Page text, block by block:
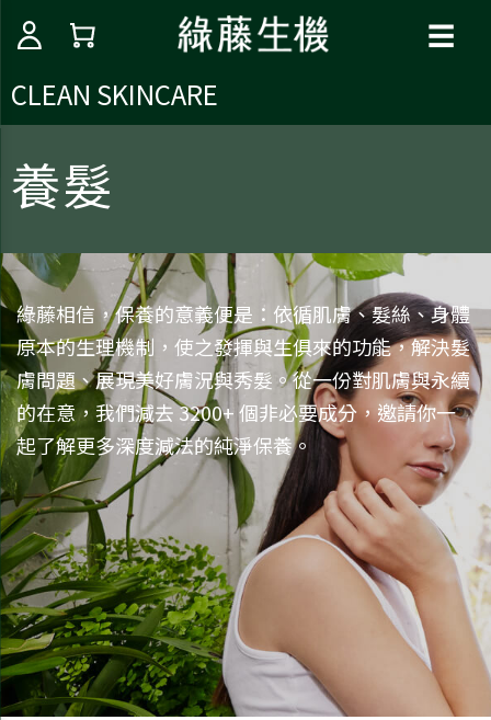
☰
CLEAN SKINCARE
養髮
綠藤相信，保養的意義便是：依循肌膚、髮絲、身體
原本的生理機制，使之發揮與生俱來的功能，解決髮
膚問題、展現美好膚況與秀髮。從一份對肌膚與永續
的在意，我們減去 3200+ 個非必要成分，邀請你一
起了解更多深度減法的純淨保養。